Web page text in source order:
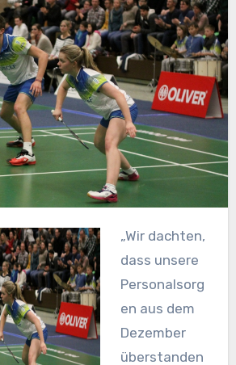
„Wir dachten,
dass unsere
Personalsorg
en aus dem
Dezember
überstanden